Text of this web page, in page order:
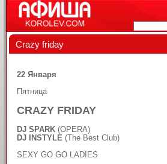
Crazy friday
22 Января
Пятница
CRAZY FRIDAY
DJ SPARK (OPERA)
DJ INSTYLE(The Best Club)
SEXY GO GO LADIES